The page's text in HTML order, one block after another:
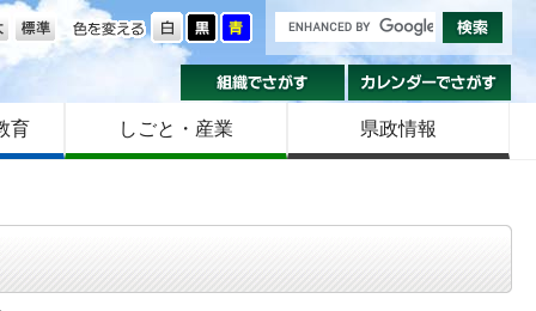
色を変える
大きさ
組織でさがす
育 しごと・産業 県政情報